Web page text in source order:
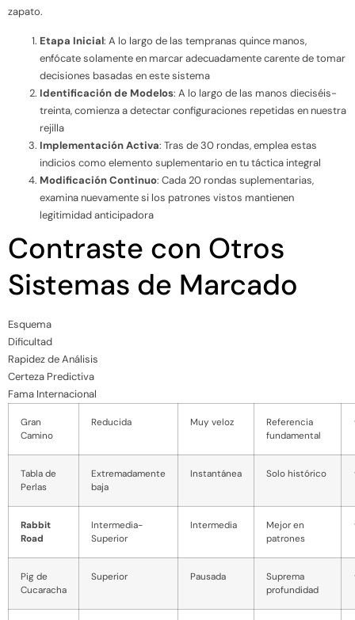
zapato.
Etapa Inicial: A lo largo de las tempranas quince manos,
enfócate solamente en marcar adecuadamente carente de tomar
decisiones basadas en este sistema
Identificación de Modelos: A lo largo de las manos dieciséis-
treinta, comienza a detectar configuraciones repetidas en nuestra
rejilla
Implementación Activa: Tras de 30 rondas, emplea estas
indicios como elemento suplementario en tu táctica integral
Modificación Continuo: Cada 20 rondas suplementarias,
examina nuevamente si los patrones vistos mantienen
legitimidad anticipadora
Contraste con Otros
Sistemas de Marcado
Esquema
Dificultad
Rapidez de Análisis
Certeza Predictiva
Fama Internacional
Gran
Camino
Reducida Muy veloz
Referencia
fundamental
Tabla de
Perlas
Extremadamente
baja
Instantánea Solo histórico
Rabbit
Road
Intermedia-
Superior
Intermedia
Mejor en
patrones
Pig de
Cucaracha
Superior Pausada
Suprema
profundidad